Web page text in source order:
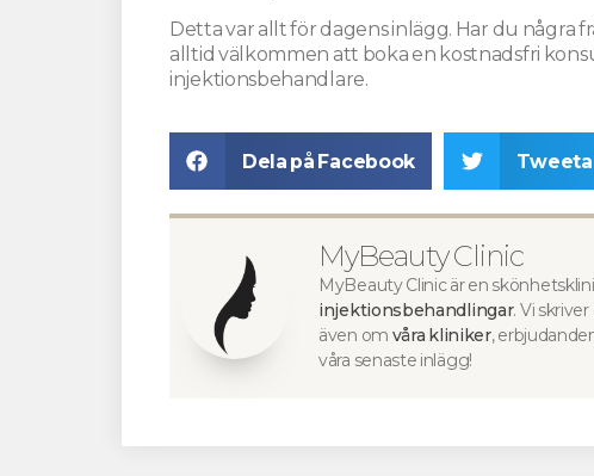
Detta var allt för dagens inlägg. Har du några
alltid välkommen att boka en kostnadsfri
injektionsbehandlare.
Dela på Facebook
MyBeauty Clinic
MyBeauty Clinic är en
injektionsbehandlingar. Vi
även om våra kliniker,
våra senaste inlägg!